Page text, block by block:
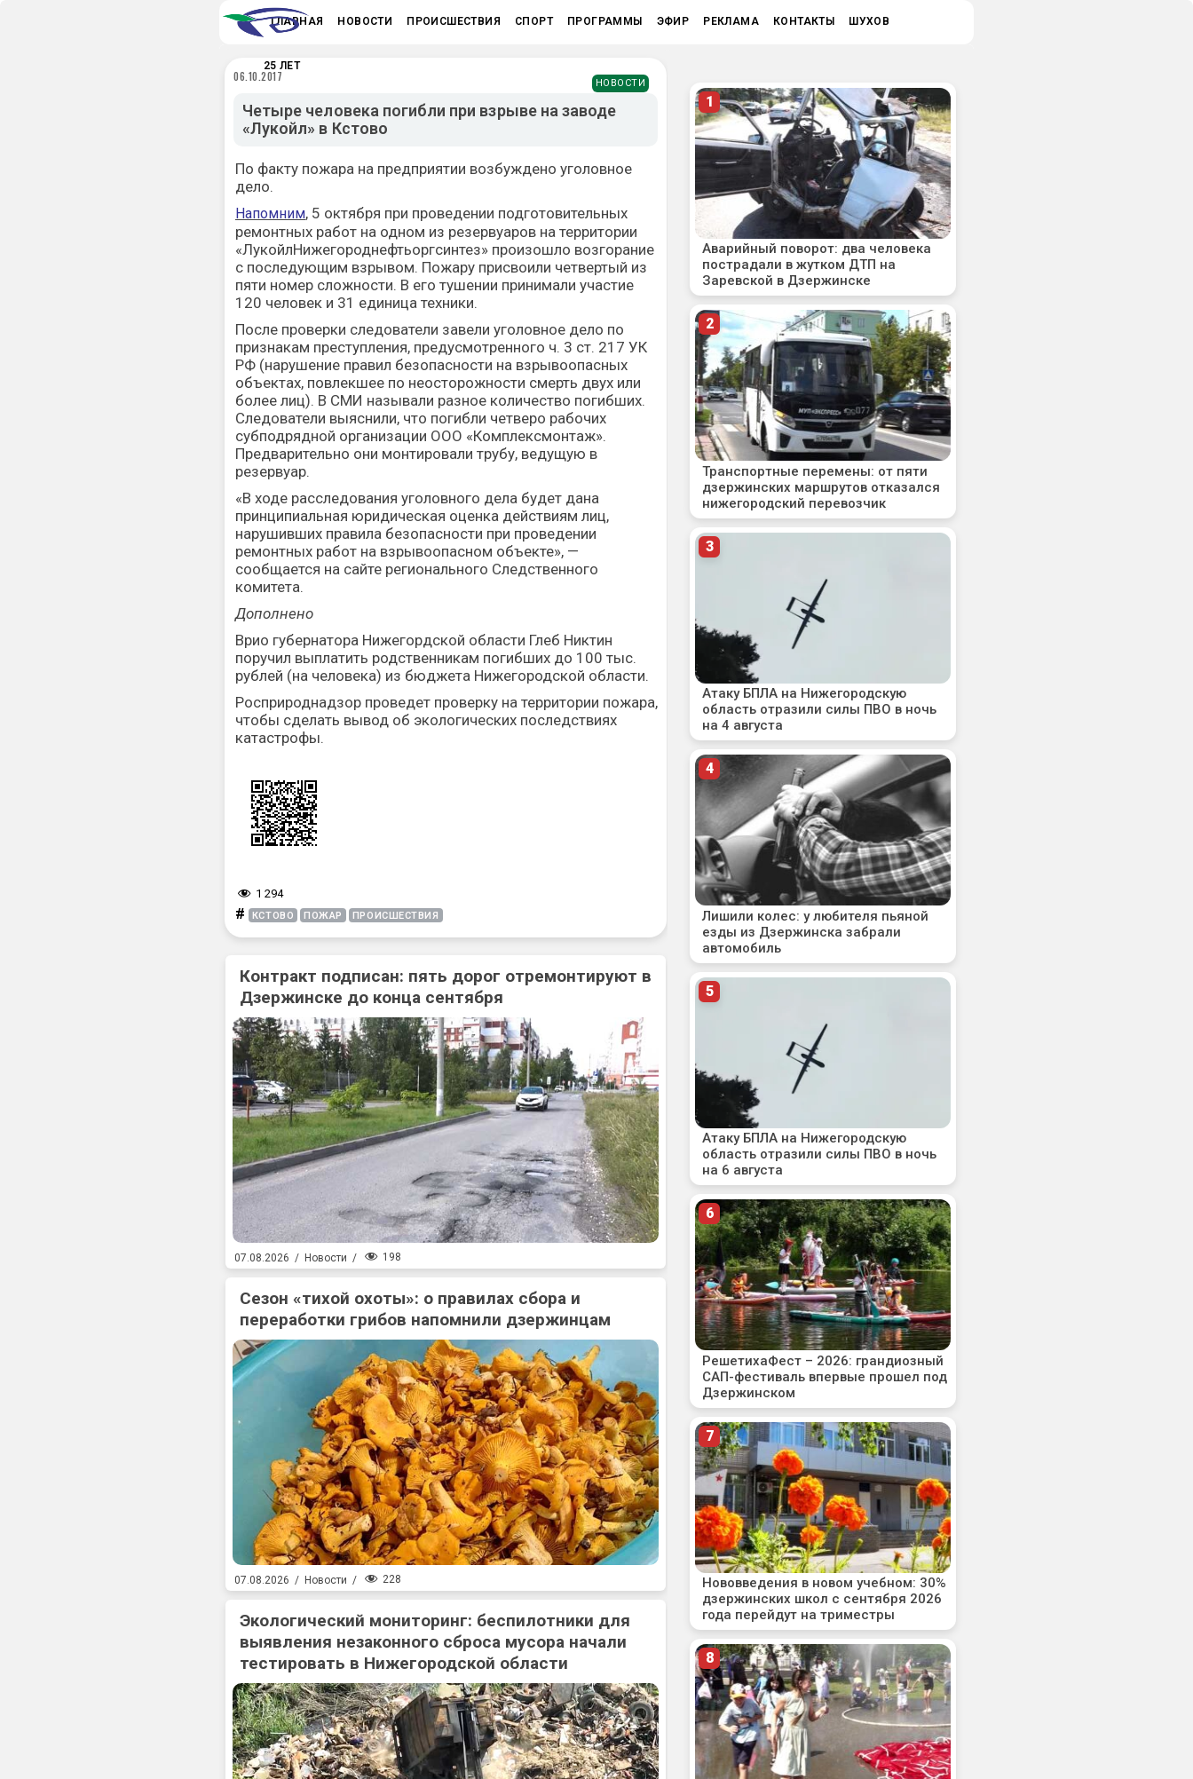
ГЛАВНАЯ НОВОСТИ ПРОИСШЕСТВИЯ СПОРТ ПРОГРАММЫ ЭФИР РЕКЛАМА КОНТАКТЫ ШУХОВ
25 ЛЕТ
НОВОСТИ
06.10.2017
Четыре человека погибли при взрыве на заводе
«Лукойл» в Кстово
По факту пожара на предприятии возбуждено уголовное
дело.
Напомним, 5 октября при проведении подготовительных
ремонтных работ на одном из резервуаров на территории
«ЛукойлНижегороднефтьоргсинтез» произошло возгорание
с последующим взрывом. Пожару присвоили четвертый из
пяти номер сложности. В его тушении принимали участие
120 человек и 31 единица техники.
После проверки следователи завели уголовное дело по
признакам преступления, предусмотренного ч. 3 ст. 217 УК
РФ (нарушение правил безопасности на взрывоопасных
объектах, повлекшее по неосторожности смерть двух или
более лиц). В СМИ называли разное количество погибших.
Следователи выяснили, что погибли четверо рабочих
субподрядной организации ООО «Комплексмонтаж».
Предварительно они монтировали трубу, ведущую в
резервуар.
«В ходе расследования уголовного дела будет дана
принципиальная юридическая оценка действиям лиц,
нарушивших правила безопасности при проведении
ремонтных работ на взрывоопасном объекте», —
сообщается на сайте регионального Следственного
комитета.
Дополнено
Врио губернатора Нижегордской области Глеб Никтин
поручил выплатить родственникам погибших до 100 тыс.
рублей (на человека) из бюджета Нижегородской области.
Росприроднадзор проведет проверку на территории пожара,
чтобы сделать вывод об экологических последствиях
катастрофы.
1 294
# КСТОВО ПОЖАР ПРОИСШЕСТВИЯ
Контракт подписан: пять дорог отремонтируют в
Дзержинске до конца сентября
07.08.2026 / Новости / 198
Сезон «тихой охоты»: о правилах сбора и
переработки грибов напомнили дзержинцам
07.08.2026 / Новости / 228
Экологический мониторинг: беспилотники для
выявления незаконного сброса мусора начали
тестировать в Нижегородской области